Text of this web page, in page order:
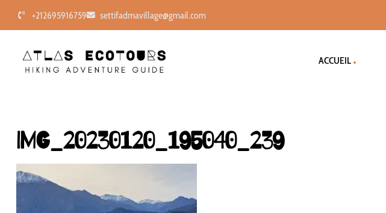
+212695916759 settifadmavillage@gmail.com
ACCUEIL
IMG_20230120_195040_239